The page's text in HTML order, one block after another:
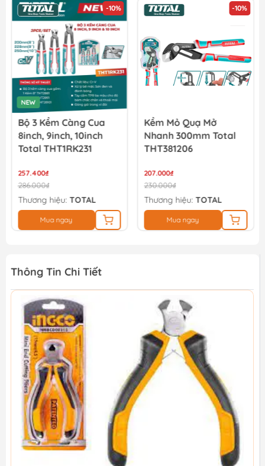
-10%
NEW
Bộ 3 Kềm Càng Cua
8inch, 9inch, 10inch
Total THT1RK231
257.400₫
286.000₫
Thương hiệu: TOTAL
Mua ngay
-10%
Kềm Mỏ Quạ Mở
Nhanh 300mm Total
THT381206
207.000₫
230.000₫
Thương hiệu:TOTAL
Mua ngay
Thông Tin Chi Tiết